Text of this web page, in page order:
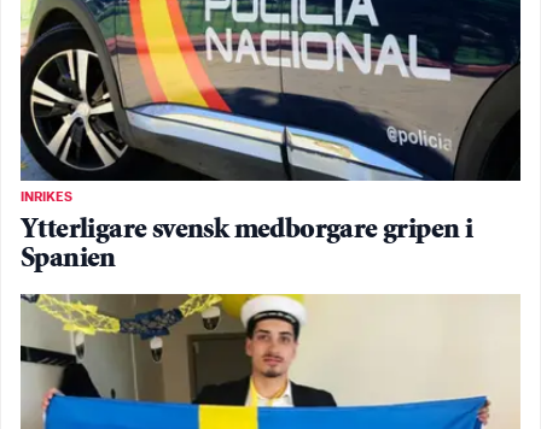
INRIKES
Ytterligare svensk medborgare gripen i
Spanien